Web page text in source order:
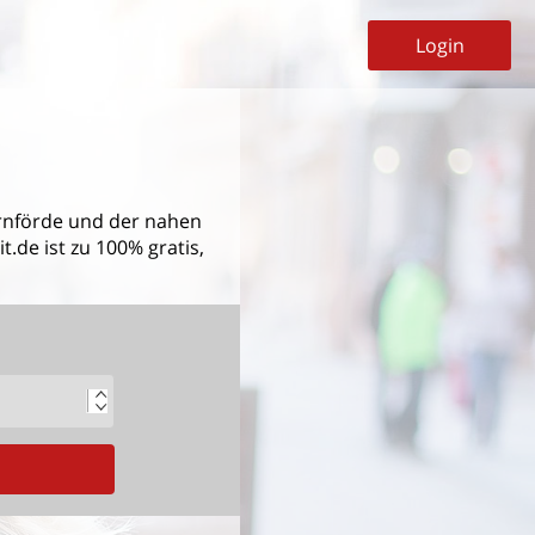
Login
und der nahen
ist zu 100% gratis,